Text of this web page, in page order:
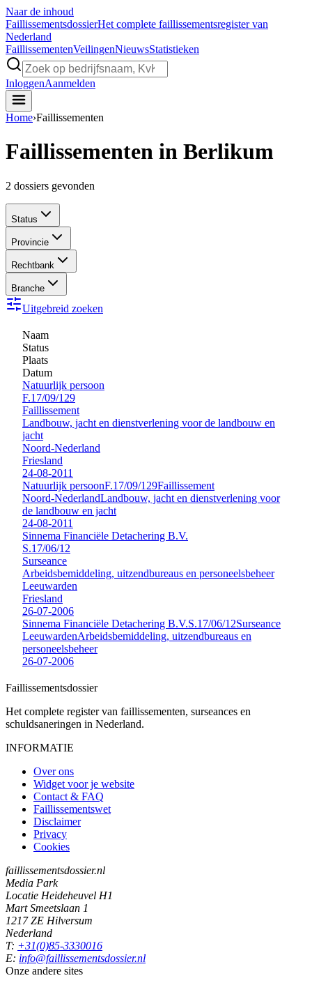
Naar de inhoud
FaillissementsdossierHet complete faillissementsregister van
Nederland
FaillissementenVeilingenNieuwsStatistieken
InloggenAanmelden
Home›Faillissementen
Faillissementen in Berlikum
2 dossiers gevonden
Status
Provincie
Rechtbank
Branche
Uitgebreid zoeken
Naam
Status
Plaats
Datum
Natuurlijk persoon
F.17/09/129
Faillissement
Landbouw, jacht en dienstverlening voor de landbouw en
jacht
Noord-Nederland
Friesland
24-08-2011
Natuurlijk persoonF.17/09/129Faillissement
Noord-NederlandLandbouw, jacht en dienstverlening voor
de landbouw en jacht
24-08-2011
Sinnema Financiële Detachering B.V.
S.17/06/12
Surseance
Arbeidsbemiddeling, uitzendbureaus en personeelsbeheer
Leeuwarden
Friesland
26-07-2006
Sinnema Financiële Detachering B.V.S.17/06/12Surseance
LeeuwardenArbeidsbemiddeling, uitzendbureaus en
personeelsbeheer
26-07-2006
Faillissementsdossier
Het complete register van faillissementen, surseances en
schuldsaneringen in Nederland.
INFORMATIE
Over ons
Widget voor je website
Contact & FAQ
Faillissementswet
Disclaimer
Privacy
Cookies
faillissementsdossier.nl
Media Park
Locatie Heideheuvel H1
Mart Smeetslaan 1
1217 ZE Hilversum
Nederland
T: +31(0)85-3330016
E: info@faillissementsdossier.nl
Onze andere sites